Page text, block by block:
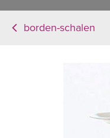
borden-schalen